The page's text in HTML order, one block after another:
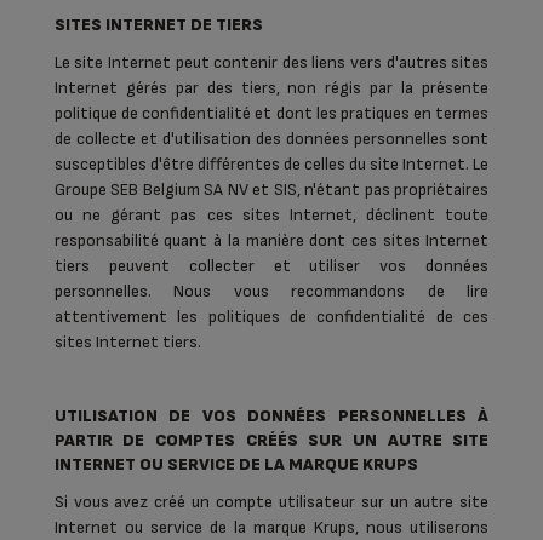
SITES INTERNET DE TIERS
Le site Internet peut contenir des liens vers d'autres sites
Internet gérés par des tiers, non régis par la présente
politique de confidentialité et dont les pratiques en termes
de collecte et d'utilisation des données personnelles sont
susceptibles d'être différentes de celles du site Internet. Le
Groupe SEB Belgium SA NV et SIS, n'étant pas propriétaires
ou ne gérant pas ces sites Internet, déclinent toute
responsabilité quant à la manière dont ces sites Internet
tiers peuvent collecter et utiliser vos données
personnelles. Nous vous recommandons de lire
attentivement les politiques de confidentialité de ces
sites Internet tiers.
UTILISATION DE VOS DONNÉES PERSONNELLES À
PARTIR DE COMPTES CRÉÉS SUR UN AUTRE SITE
INTERNET OU SERVICE DE LA MARQUE KRUPS
Si vous avez créé un compte utilisateur sur un autre site
Internet ou service de la marque Krups, nous utiliserons